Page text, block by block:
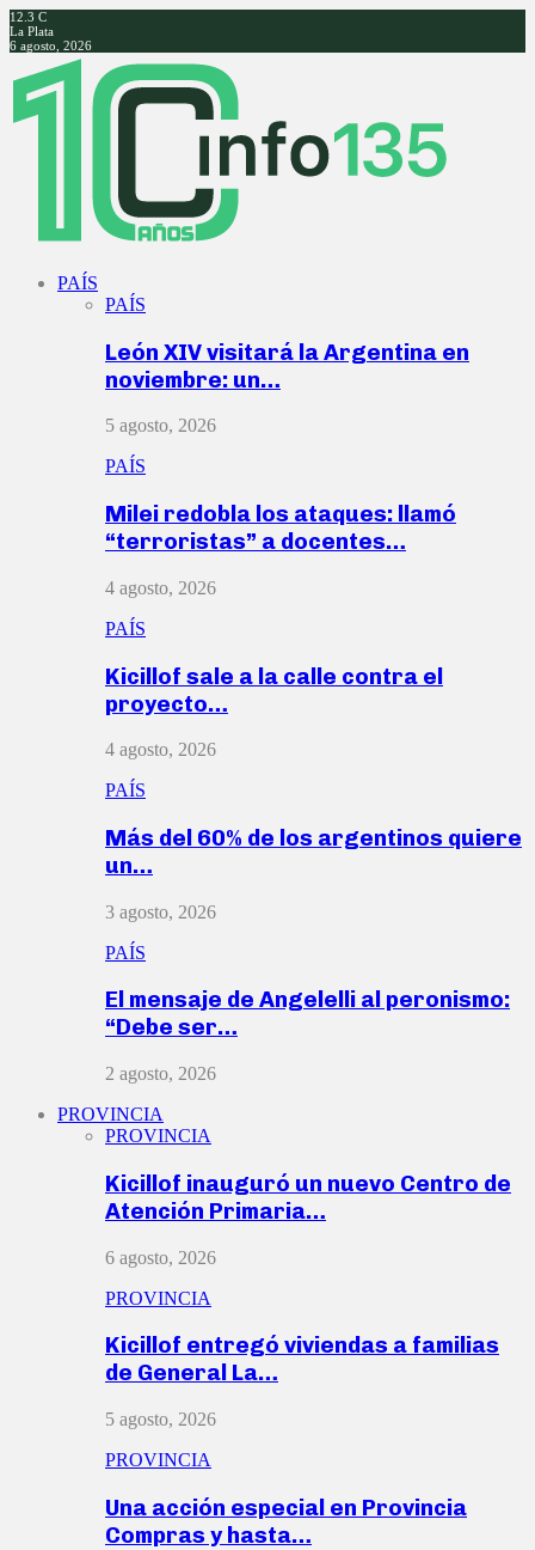
12.3 C
La Plata
6 agosto, 2026
Facebook
Twitter
Instagram
Youtube
PAÍS
PAÍS
León XIV visitará la Argentina en
noviembre: un…
5 agosto, 2026
PAÍS
Milei redobla los ataques: llamó
“terroristas” a docentes…
4 agosto, 2026
PAÍS
Kicillof sale a la calle contra el
proyecto…
4 agosto, 2026
PAÍS
Más del 60% de los argentinos quiere
un…
3 agosto, 2026
PAÍS
El mensaje de Angelelli al peronismo:
“Debe ser…
2 agosto, 2026
PROVINCIA
PROVINCIA
Kicillof inauguró un nuevo Centro de
Atención Primaria…
6 agosto, 2026
PROVINCIA
Kicillof entregó viviendas a familias
de General La…
5 agosto, 2026
PROVINCIA
Una acción especial en Provincia
Compras y hasta…